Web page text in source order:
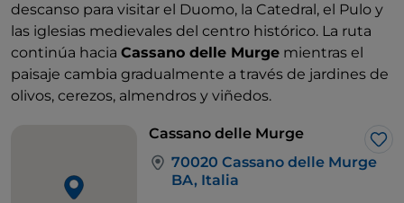
descanso para visitar el Duomo, la Catedral, el Pulo y
las iglesias medievales del centro histórico. La ruta
continúa hacia Cassano delle Murge mientras el
paisaje cambia gradualmente a través de jardines de
olivos, cerezos, almendros y viñedos.
Cassano delle Murge
Me
70020 Cassano delle Murge
BA, Italia